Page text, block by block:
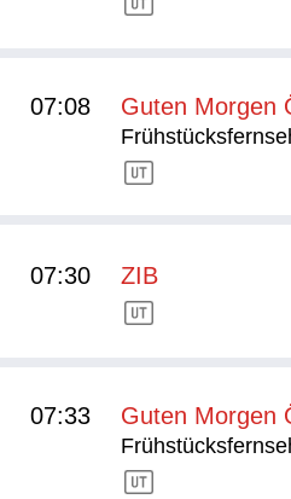
07:08 Guten Morgen
07:30 ZIB
07:33 Guten Morgen